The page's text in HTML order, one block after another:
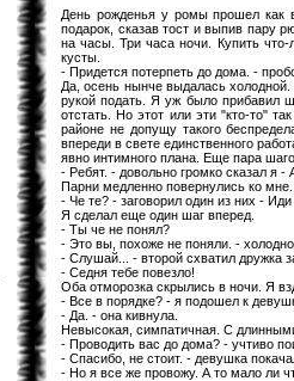
День рожденья у ромы прошел как
подарок, сказав тост и выпив пару
на часы. Три часа ночи. Купить
кусты.
- Придется потерпеть до дома. -
Да, осень нынче выдалась
рукой подать. Я уж было прибавил
отстать. Но этот или эти "кто-то"
районе не допущу такого
впереди в свете единственного
явно интимного плана. Еще пара
- Ребят. - довольно громко сказал я
Парни медленно повернулись ко
- Че те? - заговорил один из них -
Я сделал еще один шаг вперед.
- Ты че не понял?
- Это вы, похоже не поняли. -
- Слушай... - второй схватил дружка
- Седня тебе повезло!
Оба отморозка скрылись в ночи. Я
- Все в порядке? - я подошел к
- Да. - она кивнула.
Невысокая, симпатичная. С
- Проводить вас до дома? - учтиво
- Спасибо, не стоит. - девушка
- Но я все же провожу. А то мало ли